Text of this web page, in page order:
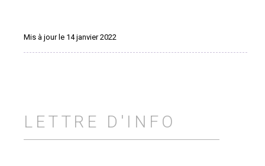
Mis à jour le 14 janvier 2022
LETTRE D'INFO